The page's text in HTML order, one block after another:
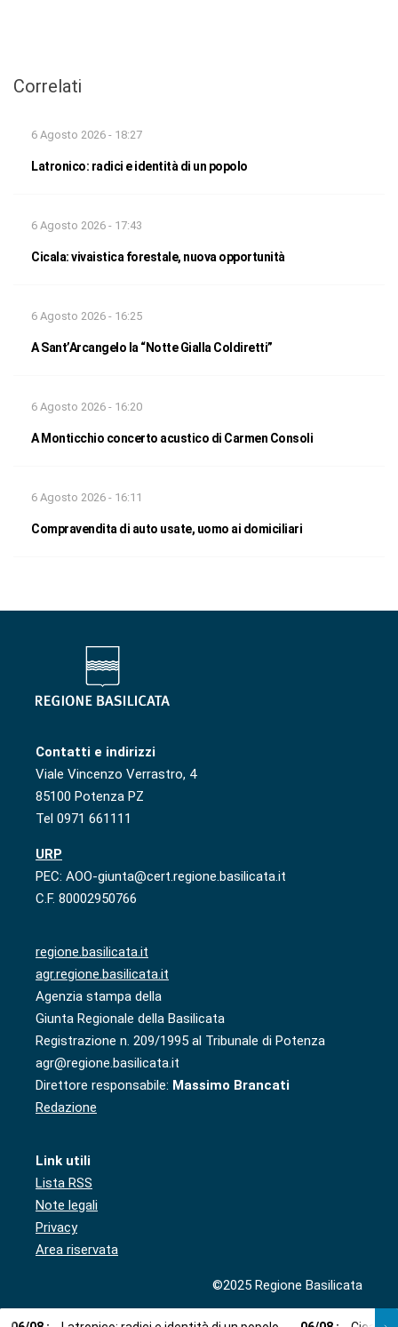
Correlati
6 Agosto 2026 - 18:27
Latronico: radici e identità di un popolo
6 Agosto 2026 - 17:43
Cicala: vivaistica forestale, nuova opportunità
6 Agosto 2026 - 16:25
A Sant’Arcangelo la “Notte Gialla Coldiretti”
6 Agosto 2026 - 16:20
A Monticchio concerto acustico di Carmen Consoli
6 Agosto 2026 - 16:11
Compravendita di auto usate, uomo ai domiciliari
Contatti e indirizzi
Viale Vincenzo Verrastro, 4
85100 Potenza PZ
Tel 0971 661111
URP
PEC: AOO-giunta@cert.regione.basilicata.it
C.F. 80002950766
regione.basilicata.it
agr.regione.basilicata.it
Agenzia stampa della
Giunta Regionale della Basilicata
Registrazione n. 209/1995 al Tribunale di Potenza
agr@regione.basilicata.it
Direttore responsabile: Massimo Brancati
Redazione
Link utili
Lista RSS
Note legali
Privacy
Area riservata
©2025 Regione Basilicata